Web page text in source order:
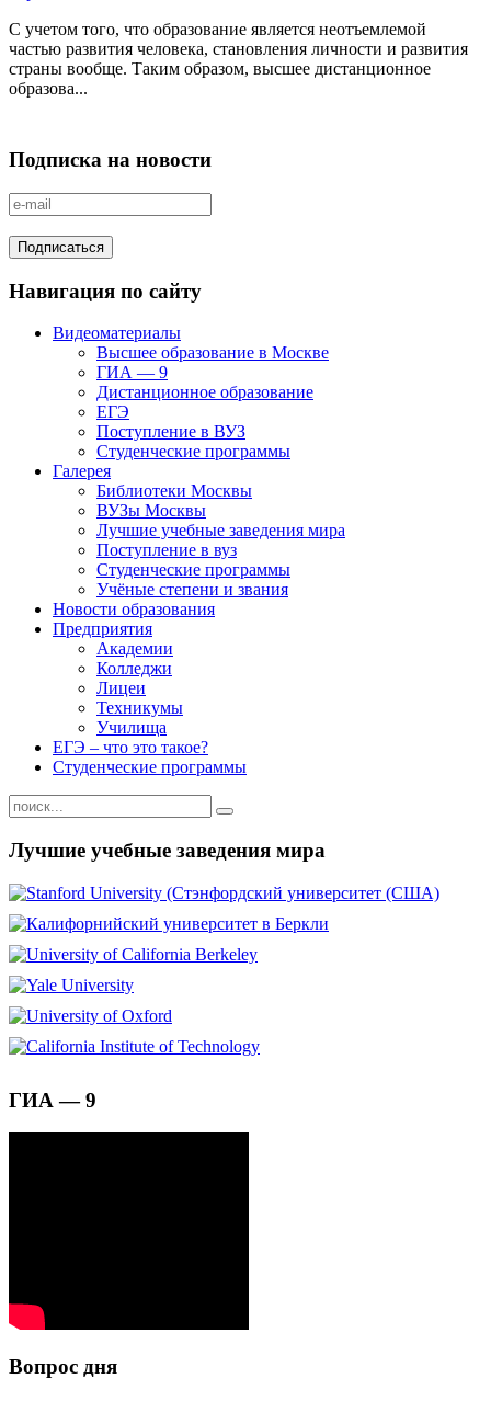
С учетом того, что образование является неотъемлемой
частью развития человека, становления личности и развития
страны вообще. Таким образом, высшее дистанционное
образова...
Подписка на новости
Навигация по сайту
Видеоматериалы
Высшее образование в Москве
ГИА — 9
Дистанционное образование
ЕГЭ
Поступление в ВУЗ
Студенческие программы
Галерея
Библиотеки Москвы
ВУЗы Москвы
Лучшие учебные заведения мира
Поступление в вуз
Студенческие программы
Учёные степени и звания
Новости образования
Предприятия
Академии
Колледжи
Лицеи
Техникумы
Училища
ЕГЭ – что это такое?
Студенческие программы
Лучшие учебные заведения мира
ГИА — 9
Вопрос дня